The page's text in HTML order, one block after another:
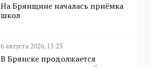
На Брянщине началась приёмка
школ
6 августа 2026, 13:23
В Брянске продолжается